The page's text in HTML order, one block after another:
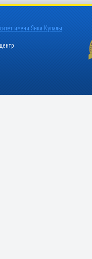
имени Янки Купалы